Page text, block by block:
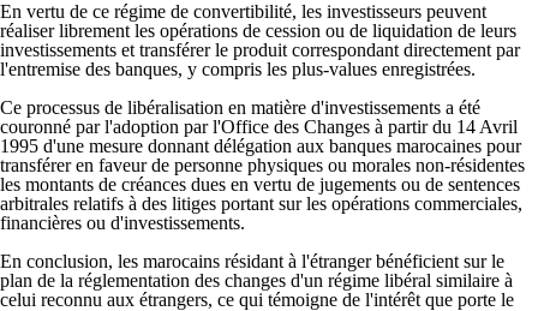
En vertu de ce régime de convertibilité, les investisseurs peuvent
réaliser librement les opérations de cession ou de liquidation de leurs
investissements et transférer le produit correspondant directement par
l'entremise des banques, y compris les plus-values enregistrées.
Ce processus de libéralisation en matière d'investissements a été
couronné par l'adoption par l'Office des Changes à partir du 14 Avril
1995 d'une mesure donnant délégation aux banques marocaines pour
transférer en faveur de personne physiques ou morales non-résidentes
les montants de créances dues en vertu de jugements ou de sentences
arbitrales relatifs à des litiges portant sur les opérations commerciales,
financières ou d'investissements.
En conclusion, les marocains résidant à l'étranger bénéficient sur le
plan de la réglementation des changes d'un régime libéral similaire à
celui reconnu aux étrangers, ce qui témoigne de l'intérêt que porte le